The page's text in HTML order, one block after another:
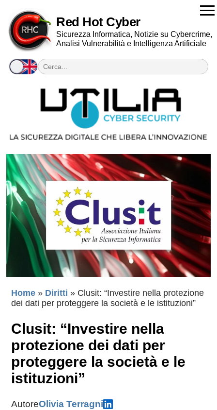
Red Hot Cyber
Sicurezza Informatica, Notizie su Cybercrime,
Analisi Vulnerabilità e Intelligenza Artificiale
Home » Diritti » ​​Clusit: “Investire nella protezione
dei dati per proteggere la società e le istituzioni”
​​Clusit: “Investire nella
protezione dei dati per
proteggere la società e le
istituzioni”
AutoreOlivia Terragni